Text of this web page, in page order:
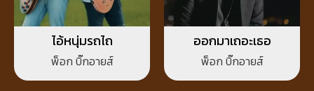
ไอ้หนุ่มรถไถ
พ็อก บิ๊กอายส์
ออกมาเถอะเธอ
พ็อก บิ๊กอายส์